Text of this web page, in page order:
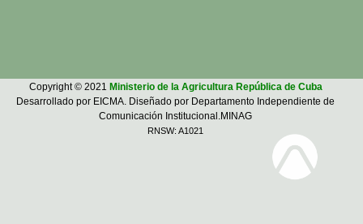
Copyright © 2021 Ministerio de la Agricultura República de Cuba
Desarrollado por EICMA. Diseñado por Departamento Independiente de
Comunicación Institucional.MINAG
RNSW: A1021